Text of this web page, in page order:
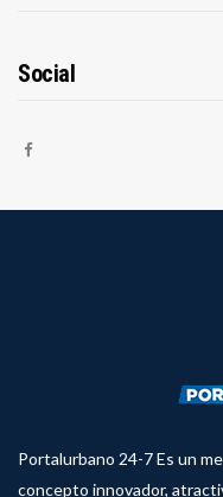
Social
Portalurbano 24-7 Es un
concepto innovador,